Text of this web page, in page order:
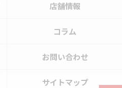
店舗情報
コラム
お問い合わせ
サイトマップ